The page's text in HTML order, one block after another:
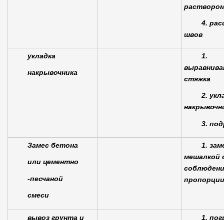
4.
швов
укладка
накрывочника
1.
стяжка
2.
3.
Замес бетона
или цементно
-песчаной
смеси
1.
мешалкой
пропорции
вывоз грунта и
1.